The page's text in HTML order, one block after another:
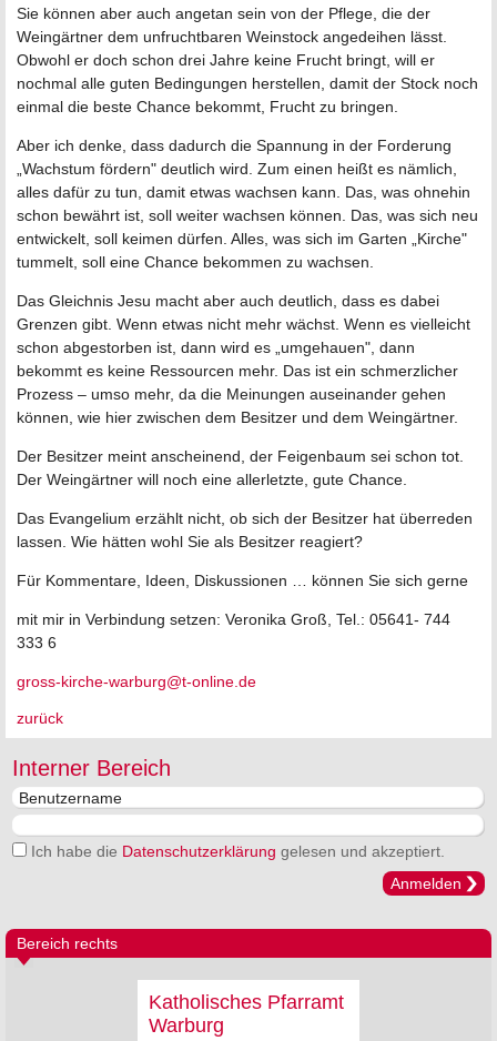
Sie können aber auch angetan sein von der Pflege, die der
Weingärtner dem unfruchtbaren Weinstock angedeihen lässt.
Obwohl er doch schon drei Jahre keine Frucht bringt, will er
nochmal alle guten Bedingungen herstellen, damit der Stock noch
einmal die beste Chance bekommt, Frucht zu bringen.
Aber ich denke, dass dadurch die Spannung in der Forderung
„Wachstum fördern" deutlich wird. Zum einen heißt es nämlich,
alles dafür zu tun, damit etwas wachsen kann. Das, was ohnehin
schon bewährt ist, soll weiter wachsen können. Das, was sich neu
entwickelt, soll keimen dürfen. Alles, was sich im Garten „Kirche"
tummelt, soll eine Chance bekommen zu wachsen.
Das Gleichnis Jesu macht aber auch deutlich, dass es dabei
Grenzen gibt. Wenn etwas nicht mehr wächst. Wenn es vielleicht
schon abgestorben ist, dann wird es „umgehauen", dann
bekommt es keine Ressourcen mehr. Das ist ein schmerzlicher
Prozess – umso mehr, da die Meinungen auseinander gehen
können, wie hier zwischen dem Besitzer und dem Weingärtner.
Der Besitzer meint anscheinend, der Feigenbaum sei schon tot.
Der Weingärtner will noch eine allerletzte, gute Chance.
Das Evangelium erzählt nicht, ob sich der Besitzer hat überreden
lassen. Wie hätten wohl Sie als Besitzer reagiert?
Für Kommentare, Ideen, Diskussionen … können Sie sich gerne
mit mir in Verbindung setzen: Veronika Groß, Tel.: 05641- 744
333 6
gross-kirche-warburg@t-online.de
zurück
Interner Bereich
Ich habe die Datenschutzerklärung gelesen und akzeptiert.
Anmelden
Bereich rechts
Katholisches Pfarramt
Warburg